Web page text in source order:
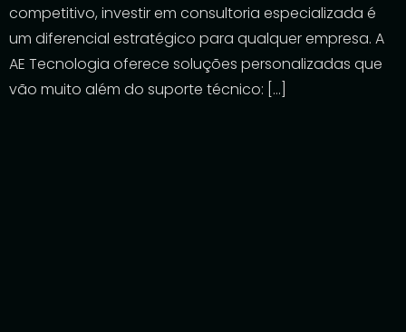
competitivo, investir em consultoria especializada é
um diferencial estratégico para qualquer empresa. A
AE Tecnologia oferece soluções personalizadas que
vão muito além do suporte técnico: […]